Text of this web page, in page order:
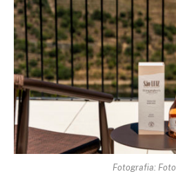
Fotografia: